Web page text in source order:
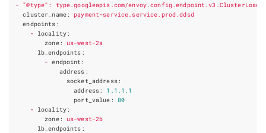
-
"@type" :
type.googleapis.com/
cluster_name:
payment-service.service.prod.ddsd
endpoints :
-
locality:
zone:
us-west-2a
lb_endpoints :
- endpoint :
address :
socket_address:
address: 1.1 .1 .1
port_value :
80
-
locality:
zone:
us-west-2b
lb_endpoints :